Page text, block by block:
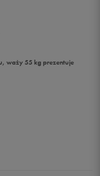
waży 55 kg prezentuje